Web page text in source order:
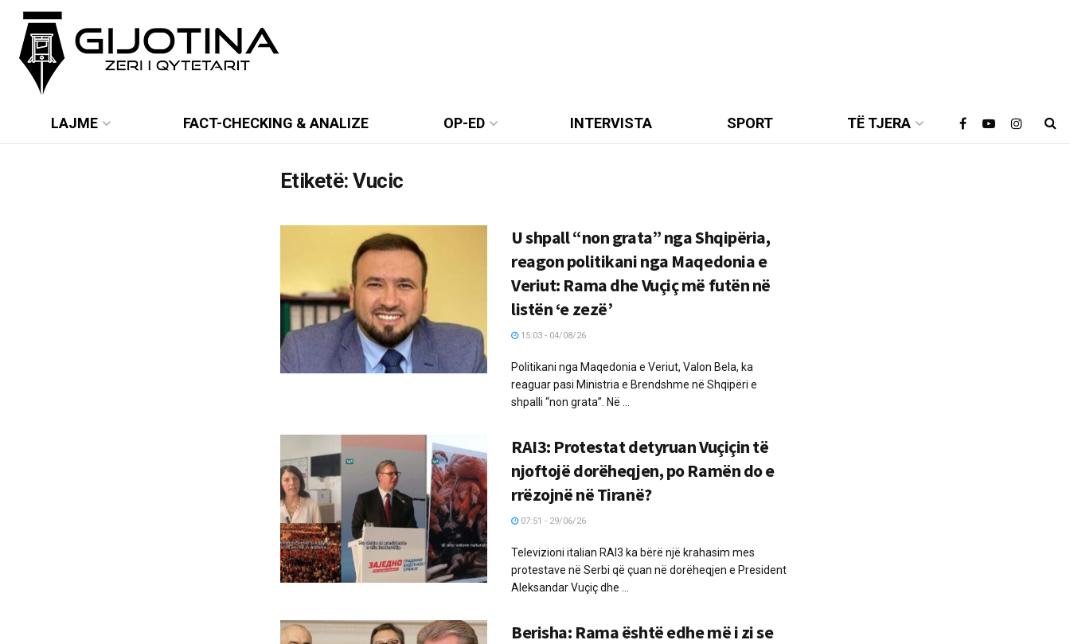
LAJME FACT-CHECKING & ANALIZE OP-ED INTERVISTA SPORT TË TJERA
Etiketë:Vucic
U shpall “non grata” nga Shqipëria,
reagon politikani nga Maqedonia e
Veriut: Rama dhe Vuçiç më futën në
listën ‘e zezë’
15:03 - 04/08/26
Politikani nga Maqedonia e Veriut, Valon Bela, ka
reaguar pasi Ministria e Brendshme në Shqipëri e
shpalli “non grata”. Në ...
RAI3: Protestat detyruan Vuçiçin të
njoftojë dorëheqjen, po Ramën do e
rrëzojnë në Tiranë?
07:51 - 29/06/26
Televizioni italian RAI3 ka bërë një krahasim mes
protestave në Serbi që çuan në dorëheqjen e President
Aleksandar Vuçiç dhe ...
Berisha: Rama është edhe më i zi se